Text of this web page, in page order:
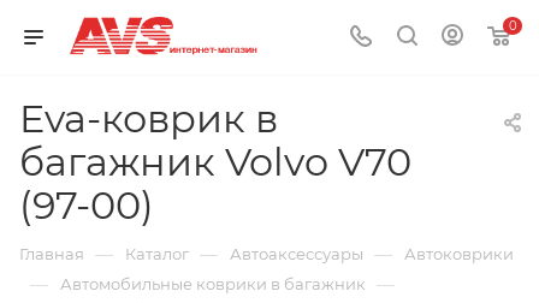
0
Eva-коврик в
багажник Volvo V70
(97-00)
Главная — Каталог — Автоаксессуары — Автоковрики
— Автомобильные коврики в багажник —